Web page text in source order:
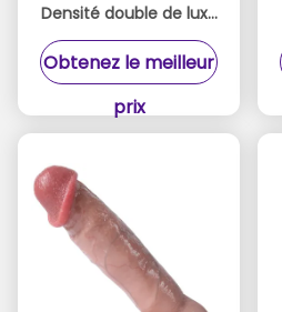
Densité double de luxe
Pénis en silicone 24cm
Tan Touche de la
Obtenez le meilleur
prix